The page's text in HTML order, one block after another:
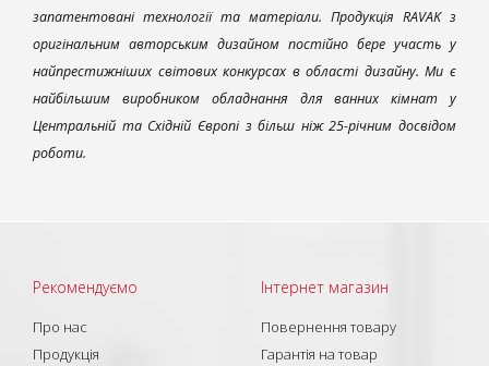
запатентовані технології та матеріали. Продукція RAVAK з
оригінальним авторським дизайном постійно бере участь у
найпрестижніших світових конкурсах в області дизайну. Ми є
найбільшим виробником обладнання для ванних кімнат у
Центральній та Східній Європі з більш ніж 25-річним досвідом
роботи.
Рекомендуємо
Про нас
Продукція
Інтернет магазин
Повернення товару
Гарантія на товар